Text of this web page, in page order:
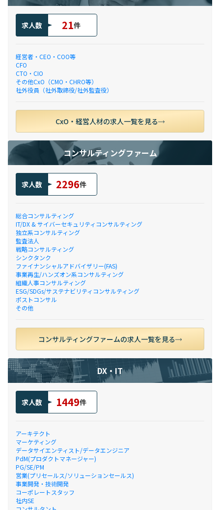
求人数 21件
経営者・CEO・COO等
CFO
CTO・CIO
その他CxO（CMO・CHRO等）
社外役員（社外取締役/社外監査役）
CxO・経営人材の求人一覧を見る
コンサルティングファーム
求人数 2296件
総合コンサルティング
IT/DX & サイバーセキュリティコンサルティング
独立系コンサルティング
監査法人
戦略コンサルティング
シンクタンク
ファイナンシャルアドバイザリー(FAS)
事業再生/ハンズオン系コンサルティング
組織人事コンサルティング
ESG/SDGs/サステナビリティコンサルティング
ポストコンサル
その他
コンサルティングファームの求人一覧を見る
DX・IT
求人数 1449件
アーキテクト
マーケティング
データサイエンティスト/データエンジニア
PdM(プロダクトマネージャー)
PG/SE/PM
営業(プリセールス/ソリューションセールス)
事業開発・技術開発
コーポレートスタッフ
社内SE